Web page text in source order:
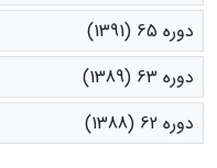
دوره 65 (1391)
دوره 63 (1389)
دوره 62 (1388)